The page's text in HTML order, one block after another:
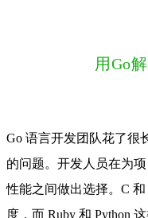
用Go
Go 语言开发团队花了很
的问题。开发人员在为
性能之间做出选择。C
度，而 Ruby 和 Python